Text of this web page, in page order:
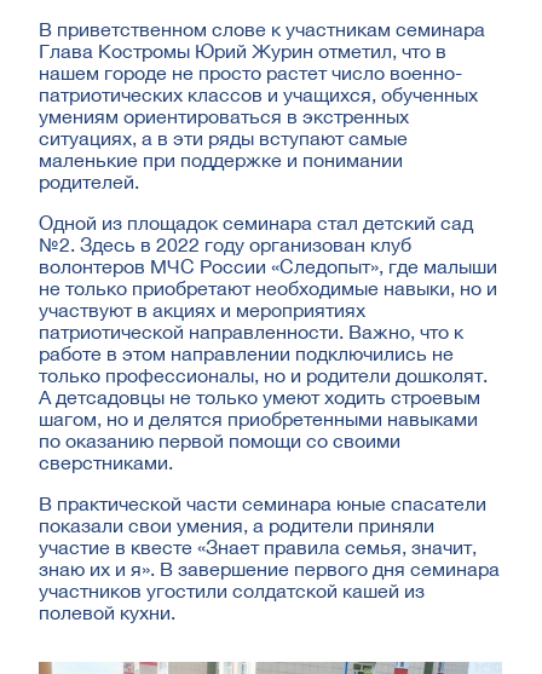
В приветственном слове к участникам семинара
Глава Костромы Юрий Журин отметил, что в
нашем городе не просто растет число военно-
патриотических классов и учащихся, обученных
умениям ориентироваться в экстренных
ситуациях, а в эти ряды вступают самые
маленькие при поддержке и понимании
родителей.
Одной из площадок семинара стал детский сад
№2. Здесь в 2022 году организован клуб
волонтеров МЧС России «Следопыт», где малыши
не только приобретают необходимые навыки, но и
участвуют в акциях и мероприятиях
патриотической направленности. Важно, что к
работе в этом направлении подключились не
только профессионалы, но и родители дошколят.
А детсадовцы не только умеют ходить строевым
шагом, но и делятся приобретенными навыками
по оказанию первой помощи со своими
сверстниками.
В практической части семинара юные спасатели
показали свои умения, а родители приняли
участие в квесте «Знает правила семья, значит,
знаю их и я». В завершение первого дня семинара
участников угостили солдатской кашей из
полевой кухни.